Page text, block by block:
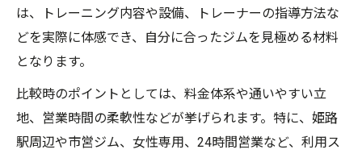
は、トレーニング内容や設備、トレーナーの指導方法な
どを実際に体感でき、自分に合ったジムを見極める材料
となります。
比較時のポイントとしては、料金体系や通いやすい立
地、営業時間の柔軟性などが挙げられます。特に、姫路
駅周辺や市営ジム、女性専用、24時間営業など、利用ス